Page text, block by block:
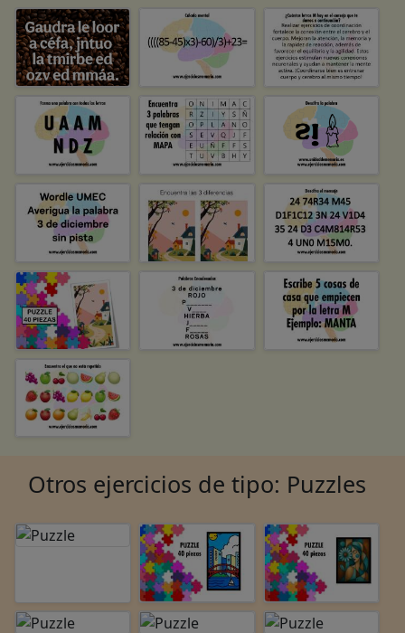
Otros ejercicios de tipo: Puzzles